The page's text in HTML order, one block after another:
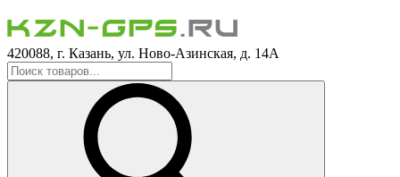
420088, г. Казань, ул. Ново-Азинская, д. 14А